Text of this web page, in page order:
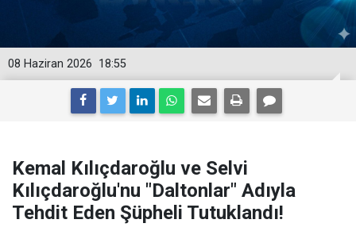
18:55
08 Haziran 2026
Kemal Kılıçdaroğlu ve Selvi
Kılıçdaroğlu'nu "Daltonlar" Adıyla
Tehdit Eden Şüpheli Tutuklandı!